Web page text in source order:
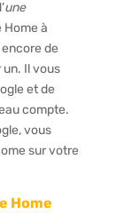
une
Home à
de
un. Il vous
et de
compte.
vous
sur votre
Home